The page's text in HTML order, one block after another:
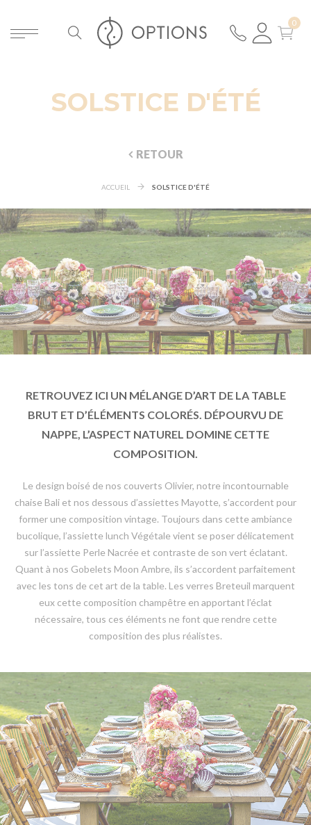
SOLSTICE D'ÉTÉ
RETOUR
ACCUEIL SOLSTICE D'ÉTÉ
RETROUVEZ ICI UN MÉLANGE D’ART DE LA TABLE
BRUT ET D’ÉLÉMENTS COLORÉS. DÉPOURVU DE
NAPPE, L’ASPECT NATUREL DOMINE CETTE
COMPOSITION.
Le design boisé de nos couverts Olivier, notre incontournable
chaise Bali et nos dessous d’assiettes Mayotte, s’accordent pour
former une composition vintage. Toujours dans cette ambiance
bucolique, l’assiette lunch Végétale vient se poser délicatement
sur l’assiette Perle Nacrée et contraste de son vert éclatant.
Quant à nos Gobelets Moon Ambre, ils s’accordent parfaitement
avec les tons de cet art de la table. Les verres Breteuil marquent
eux cette composition champêtre en apportant l’éclat
nécessaire, tous ces éléments ne font que rendre cette
composition des plus réalistes.